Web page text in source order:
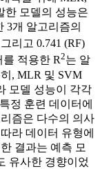
한 모델의 성능은
3개 알고리즘의
리고 0.741 (RF)
를 적용한 R2는 알
, MLR 및 SVM
모델 성능이 각각
정 훈련 데이터에
즘은 다수의 의사
라 데이터 유형에
결과는 예측 모
유사한 경향이었